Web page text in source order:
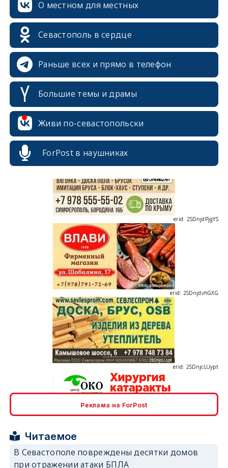
О местном для местных
Севастополь в сердце
Раньше всех и прямо в телефон
Большие темы и драмы
Живи по-севастопольски
ForPost в наушниках
erid: 2SDnjcrDNw6
erid: 2SDnjdPjgYS
erid: 2SDnjdvhGXG
erid: 2SDnjcrDNw6
Реклама на ForPost
Читаемое
В Севастополе повреждены десятки домов
при отражении атаки БПЛА